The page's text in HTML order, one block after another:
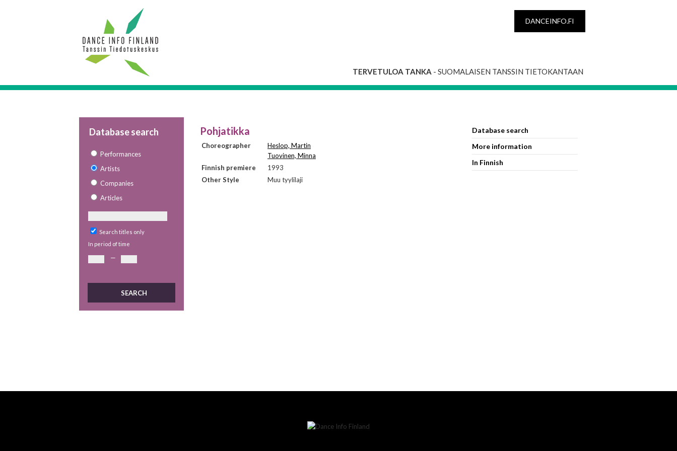
DANCEINFO.FI
TERVETULOA TANKA - SUOMALAISEN TANSSIN TIETOKANTAAN
Database search
Performances
Artists
Companies
Articles
Search titles only
In period of time
—
Pohjatikka
Choreographer
Heslop, Martin
Tuovinen, Minna
Finnish premiere
1993
Other Style
Muu tyylilaji
Database search
More information
In Finnish